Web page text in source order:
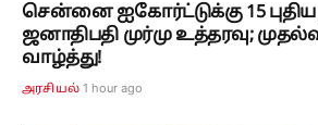
சென்னை ஐகோர்ட்டுக்கு 15 புதிய
ஜனாதிபதி முர்மு உத்தரவு;
வாழ்த்து!
அரசியல் 1 hour ago